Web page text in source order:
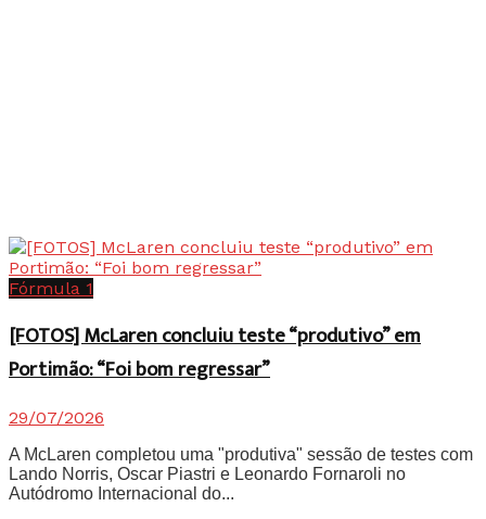
Fórmula 1
[FOTOS] McLaren concluiu teste “produtivo” em
Portimão: “Foi bom regressar”
29/07/2026
A McLaren completou uma "produtiva" sessão de testes com
Lando Norris, Oscar Piastri e Leonardo Fornaroli no
Autódromo Internacional do...